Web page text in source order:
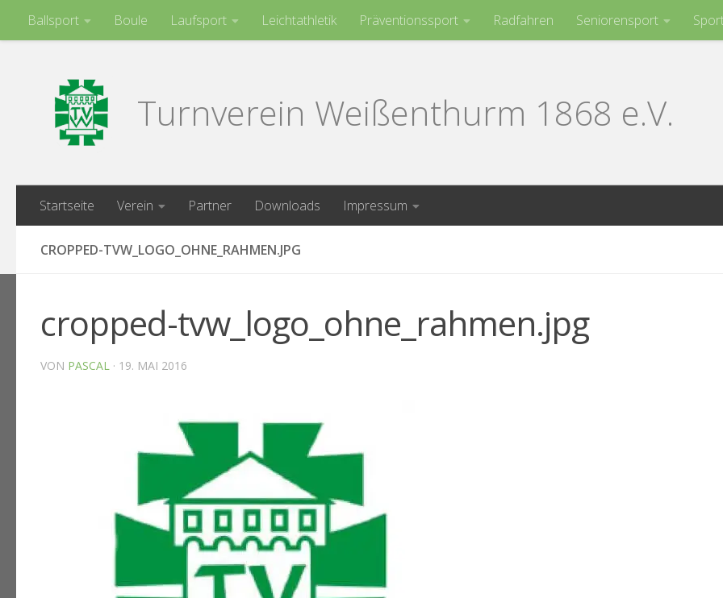
Zum Inhalt springen
Ballsport Boule Laufsport Leichtathletik Präventionssport Radfahren Seniorensport
Turnverein Weißenthurm 1868 e.V.
Startseite Verein Partner Downloads Impressum
CROPPED-TVW_LOGO_OHNE_RAHMEN.JPG
cropped-tvw_logo_ohne_rahmen.jpg
VON PASCAL · 19. MAI 2016